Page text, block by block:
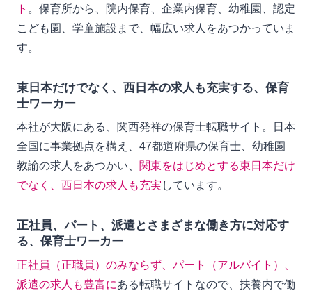
ト 。保育所から、院内保育、企業内保育、幼稚園、認定
こども園、学童施設まで、幅広い求人をあつかっていま
す。
東日本だけでなく、西日本の求人も充実する、保育
士ワーカー
本社が大阪にある、関西発祥の保育士転職サイト。日本
全国に事業拠点を構え、47都道府県の保育士、幼稚園
教諭の求人をあつかい、 関東をはじめとする東日本だけ
でなく、西日本の求人も充実 しています。
正社員、パート、派遣とさまざまな働き方に対応す
る、保育士ワーカー
正社員（正職員）のみならず、パート（アルバイト）、
派遣の求人も豊富にある転職サイトなので、扶養内で働